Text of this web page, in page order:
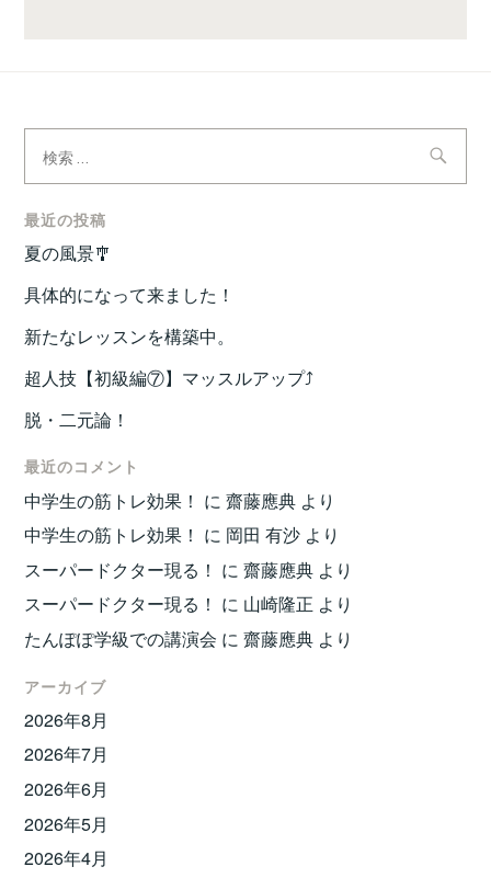
索:
最近の投稿
夏の風景🎐
具体的になって来ました！
新たなレッスンを構築中。
超人技【初級編⑦】マッスルアップ⤴️
脱・二元論！
最近のコメント
中学生の筋トレ効果！ に齋藤應典 より
中学生の筋トレ効果！ に 岡田 有沙 より
スーパードクター現る！ に齋藤應典 より
スーパードクター現る！ に 山崎隆正 より
たんぽぽ学級での講演会 に齋藤應典 より
アーカイブ
2026年8月
2026年7月
2026年6月
2026年5月
2026年4月